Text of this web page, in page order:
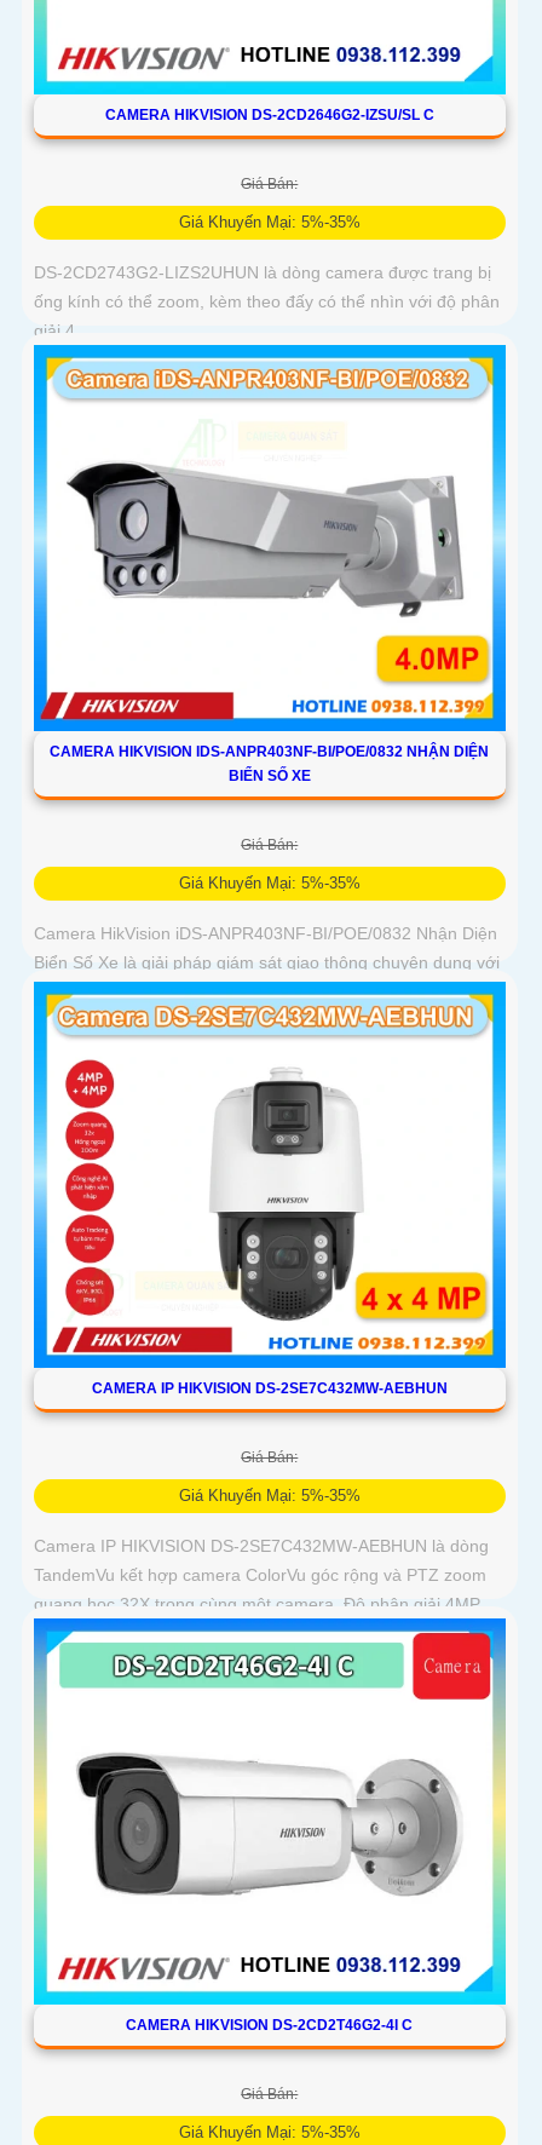
CAMERA HIKVISION DS-2CD2646G2-IZSU/SL C
Giá Bán:
Giá Khuyến Mại: 5%-35%
DS-2CD2743G2-LIZS2UHUN là dòng camera được trang bị
ống kính có thể zoom, kèm theo đấy có thể nhìn với độ phân
giải 4
CAMERA HIKVISION IDS-ANPR403NF-BI/POE/0832 NHẬN DIỆN
BIỂN SỐ XE
Giá Bán:
Giá Khuyến Mại: 5%-35%
Camera HikVision iDS-ANPR403NF-BI/POE/0832 Nhận Diện
Biển Số Xe là giải pháp giám sát giao thông chuyên dụng với
độ phân giải 4MP nhận diện biển số phương tiện tốc độ từ 5
đến 120km/h cảm biến 1/1
CAMERA IP HIKVISION DS-2SE7C432MW-AEBHUN
Giá Bán:
Giá Khuyến Mại: 5%-35%
Camera IP HIKVISION DS-2SE7C432MW-AEBHUN là dòng
TandemVu kết hợp camera ColorVu góc rộng và PTZ zoom
quang học 32X trong cùng một camera. Độ phân giải 4MP
hồng ngoại 200m chuẩn nén H
CAMERA HIKVISION DS-2CD2T46G2-4I C
Giá Bán:
Giá Khuyến Mại: 5%-35%